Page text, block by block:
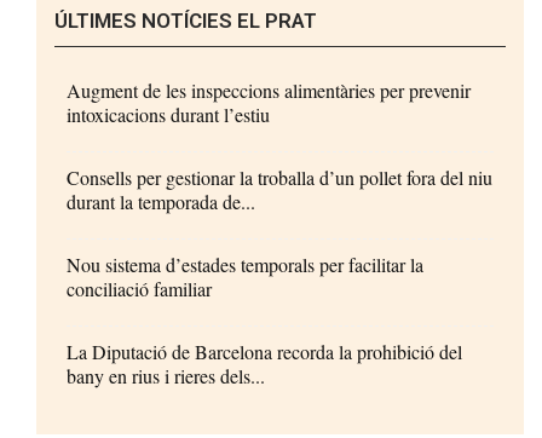
ÚLTIMES NOTÍCIES EL PRAT
Augment de les inspeccions alimentàries per prevenir
intoxicacions durant l’estiu
Consells per gestionar la troballa d’un pollet fora del niu
durant la temporada de...
Nou sistema d’estades temporals per facilitar la
conciliació familiar
La Diputació de Barcelona recorda la prohibició del
bany en rius i rieres dels...